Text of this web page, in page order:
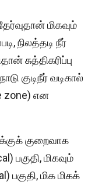
மிகவும்
நிலத்தடி நீர்
சுத்திகரிப்பு
குடிநீர் வடிகால்
zone) என
குறைவாக
பகுதி, மிகவும்
பகுதி, மிக மிகக்